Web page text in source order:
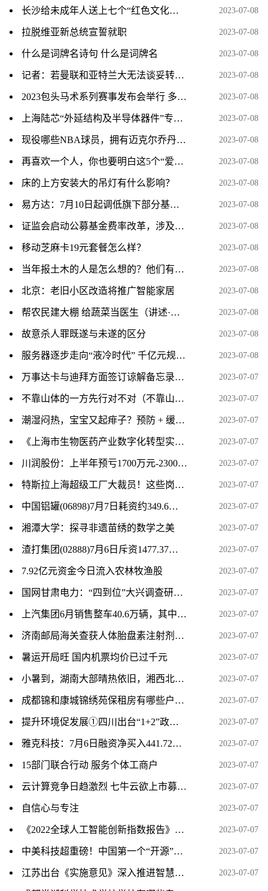
长沙给未成年人送上七个“红色文化套餐” 2023-07-08
拉脱维亚新总统宣誓就职 2023-07-08
什么是词牌名诗句 什么是词牌名 2023-07-08
记者：若曼联和亚特兰大无法谈妥转会，霍伊伦德将递交转会申请 2023-07-08
2023包头马术系列赛事发布会举行 多项赛事将开启 2023-07-08
上海陆芯“外延结构及半导体器件”专利获授权 2023-07-08
现役哪些NBA球员，拥有迈克尔乔丹和科比的心态 2023-07-08
再喜欢一个人，你也要明白这5个“爱情真相” 2023-07-08
床的上方安装大的吊灯有什么影响？ 2023-07-08
易方达：7月10日起调低旗下部分基金费率 2023-07-08
证监会启动公募基金费率改革，涉及六方面内容 2023-07-08
移动芝麻卡19元套餐怎么样？ 2023-07-08
当年报土木的人是怎么想的？他们有想过这专业之后会成为一个大坑吗？ 2023-07-08
北京：老旧小区改造将推广智能家居 2023-07-08
帮农民建大棚 给蔬菜当医生（讲述·一辈子一件事） 2023-07-08
故意杀人罪既遂与未遂的区分 2023-07-08
服务器逐步走向“液冷时代” 千亿元规模下多家上市公司积极布局 2023-07-08
万事达卡与迪拜方面签订谅解备忘录，将在未来多年间开展数字领域的合作。 2023-07-07
不靠山体的一方先行对不对（不靠山体的一方先行） 2023-07-07
潮湿闷热，宝宝又起痱子？预防 + 缓解，记住 6 个字，现在就做 2023-07-07
《上海市生物医药产业数字化转型实施方案》印发：到2025年打造10家以上标杆性智能工厂 2023-07-07
川润股份：上半年预亏1700万元-2300万元 同比转亏 2023-07-07
特斯拉上海超级工厂大裁员！这些岗位将裁员过半 2023-07-07
中国铝罐(06898)7月7日耗资约349.6万港元回购655.2万股 2023-07-07
湘潭大学：探寻非遗苗绣的数学之美 2023-07-07
渣打集团(02888)7月6日斥资1477.37万英镑回购220.88万股 2023-07-07
7.92亿元资金今日流入农林牧渔股 2023-07-07
国网甘肃电力：“四到位”大兴调查研究 全方位提升服务水平 2023-07-07
上汽集团6月销售整车40.6万辆，其中新能源汽 8.6万辆 2023-07-07
济南邮局海关查获人体胎盘素注射剂100支 2023-07-07
暑运开局旺 国内机票均价已过千元 2023-07-07
小暑到，湖南大部晴热依旧，湘西北局地有暴雨 2023-07-07
成都锦和康城锦绣苑保租房有哪些户型？ 2023-07-07
提升环境促发展①四川出台“1+2”政策体系 助力民营经济高质量发展 2023-07-07
雅克科技：7月6日融资净买入441.72万元，连续3日累计净买入2170.13万元 2023-07-07
15部门联合行动 服务个体工商户 2023-07-07
云计算竞争日趋激烈 七牛云欲上市募资扩大市场份额 2023-07-07
自信心与专注 2023-07-07
《2022全球人工智能创新指数报告》发布 中国人工智能发展成效显著 2023-07-07
中美科技超重磅！中国第一个“开源”桌面操作系统问世 挑战微软、苹果全球市占率 2023-07-07
江苏出台《实施意见》深入推进智慧社区建设 2023-07-07